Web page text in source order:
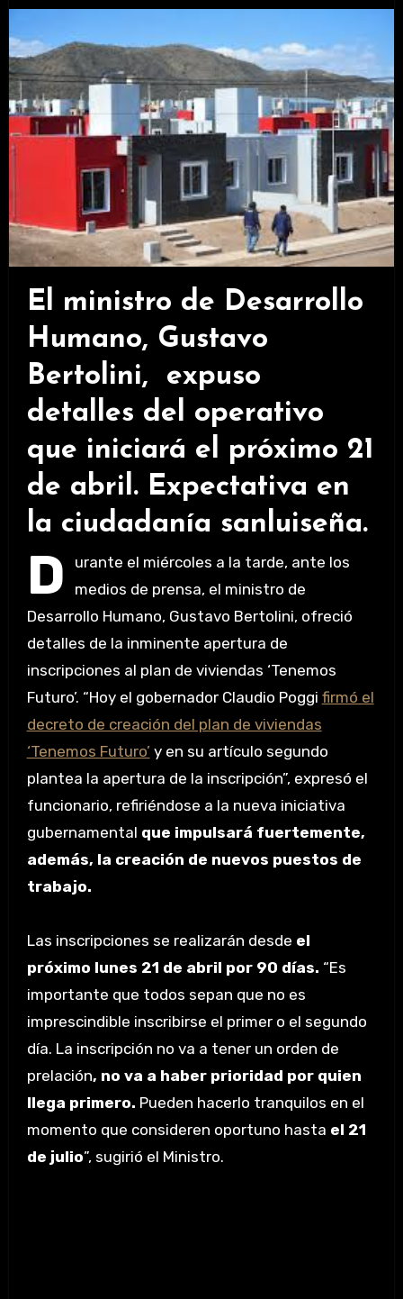
El ministro de Desarrollo
Humano, Gustavo
Bertolini, expuso
detalles del operativo
que iniciará el próximo 21
de abril. Expectativa en
la ciudadanía sanluiseña.
D
urante el miércoles a la tarde, ante los
medios de prensa, el ministro de
Desarrollo Humano, Gustavo Bertolini, ofreció
detalles de la inminente apertura de
inscripciones al plan de viviendas ‘Tenemos
Futuro’. “Hoy el gobernador Claudio Poggi firmó el
decreto de creación del plan de viviendas
‘Tenemos Futuro’ y en su artículo segundo
plantea la apertura de la inscripción”, expresó el
funcionario, refiriéndose a la nueva iniciativa
gubernamental que impulsará fuertemente,
además, la creación de nuevos puestos de
trabajo.
Las inscripciones se realizarán desde el
próximo lunes 21 de abril por 90 días. “Es
importante que todos sepan que no es
imprescindible inscribirse el primer o el segundo
día. La inscripción no va a tener un orden de
prelación, no va a haber prioridad por quien
llega primero. Pueden hacerlo tranquilos en el
momento que consideren oportuno hasta el 21
de julio”, sugirió el Ministro.